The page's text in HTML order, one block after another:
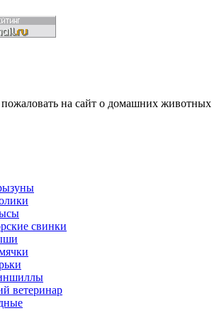
на сайт о домашних
свинки
ветеринар